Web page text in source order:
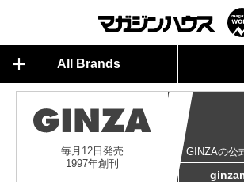
All Brands
毎月12日発売
1997年創刊
GINZAの公